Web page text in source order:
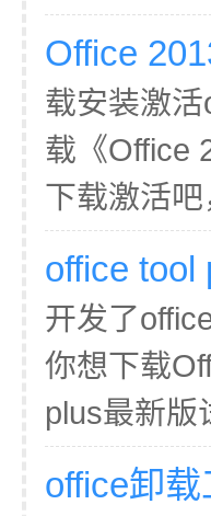
Office
载安装激
载《Office
下载激活
office tool
开发了
你想下载
plus最新版
office卸